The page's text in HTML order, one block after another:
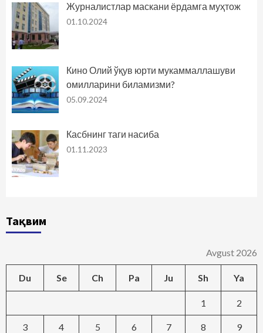
Журналистлар маскани ёрдамга муҳтож
01.10.2024
Кино Олий ўқув юрти мукаммаллашуви
омилларини биламизми?
05.09.2024
Касбнинг таги насиба
01.11.2023
Тақвим
Avgust 2026
Du Se Ch Pa Ju Sh Ya
1 2
3 4 5 6 7 8 9